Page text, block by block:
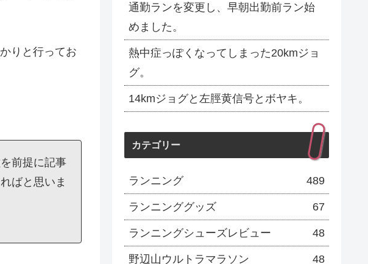
りと行ってお
前提に記事
ばと思いま
通勤ランを変更し、早朝出勤前ラン始
めました。
熱中症っぽくなってしまった20kmジョ
グ。
14kmジョグと左脛黄信号とボヤキ。
カテゴリー
ランニング 489
ランニンググッズ 67
ランニングシューズレビュー 48
野辺山ウルトラマラソン 48